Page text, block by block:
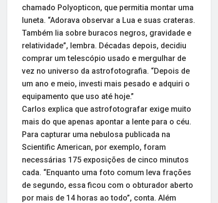
chamado Polyopticon, que permitia montar uma
luneta. “Adorava observar a Lua e suas crateras.
Também lia sobre buracos negros, gravidade e
relatividade”, lembra. Décadas depois, decidiu
comprar um telescópio usado e mergulhar de
vez no universo da astrofotografia. “Depois de
um ano e meio, investi mais pesado e adquiri o
equipamento que uso até hoje.”
Carlos explica que astrofotografar exige muito
mais do que apenas apontar a lente para o céu.
Para capturar uma nebulosa publicada na
Scientific American, por exemplo, foram
necessárias 175 exposições de cinco minutos
cada. “Enquanto uma foto comum leva frações
de segundo, essa ficou com o obturador aberto
por mais de 14 horas ao todo”, conta. Além